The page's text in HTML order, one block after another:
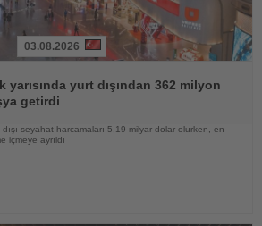
03.08.2026
yarısında yurt dışından 362 milyon
getirdi
seyahat harcamaları 5,19 milyar dolar olurken, en
içmeye ayrıldı